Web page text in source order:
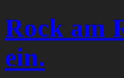
Rock am
ein.